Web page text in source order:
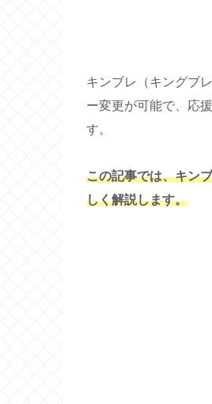
キンブレ（キングブ
ー変更が可能で、応
す。
この記事では、キン
しく解説します。